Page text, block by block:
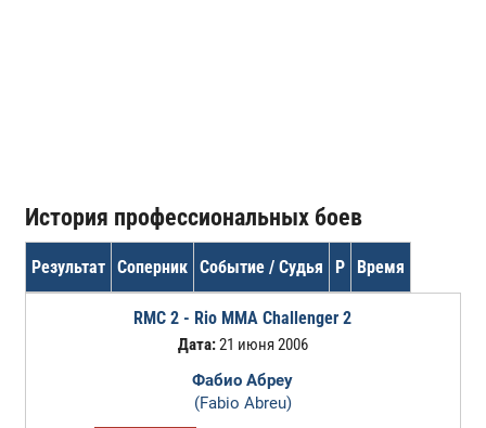
История профессиональных боев
Результат Соперник Событие / Судья Р Время
RMC 2 - Rio MMA Challenger 2
Дата:21 июня 2006
Фабио Абреу
(Fabio Abreu)